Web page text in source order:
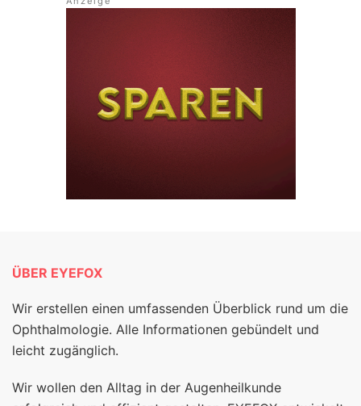
ÜBER EYEFOX
Wir erstellen einen umfassenden Überblick rund um die
Ophthalmologie. Alle Informationen gebündelt und
leicht zugänglich.
Wir wollen den Alltag in der Augenheilkunde